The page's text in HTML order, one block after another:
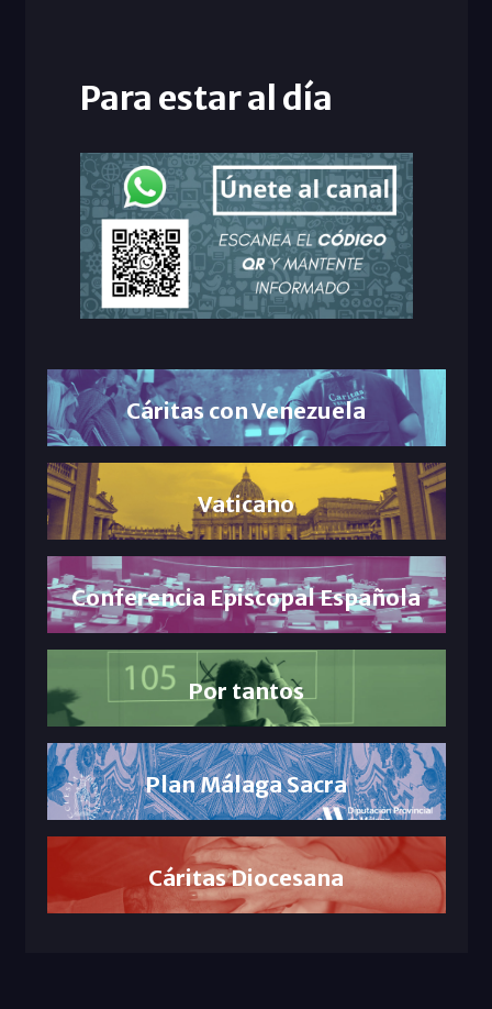
Para estar al día
Cáritas con Venezuela
Vaticano
Conferencia Episcopal Española
Por tantos
Plan Málaga Sacra
Cáritas Diocesana